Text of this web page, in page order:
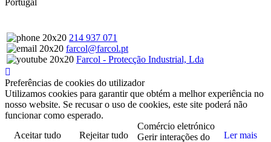
Portugal
214 937 071
farcol@farcol.pt
Farcol - Protecção Industrial, Lda
Preferências de cookies do utilizador
Utilizamos cookies para garantir que obtém a melhor experiência no
nosso website. Se recusar o uso de cookies, este site poderá não
funcionar como esperado.
Aceitar tudo
Rejeitar tudo Ler mais
Comércio eletrónico
Gerir interações do